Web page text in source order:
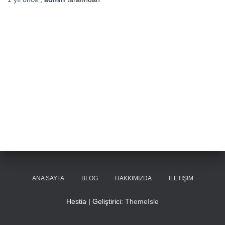
ANA SAYFA BLOG HAKKIMIZDA İLETIŞIM
Hestia | Geliştirici: ThemeIsle